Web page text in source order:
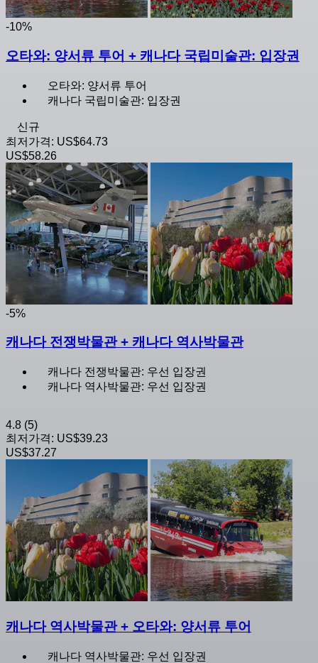
-10%
오타와: 양서류 투어 + 캐나다 국립미술관: 입장권
오타와: 양서류 투어
캐나다 국립미술관: 입장권
신규
최저가격: US$64.73
US$58.26
-5%
캐나다 전쟁박물관 + 캐나다 역사박물관
캐나다 전쟁박물관: 우선 입장권
캐나다 역사박물관: 우선 입장권
4.8 (5)
최저가격: US$39.23
US$37.27
캐나다 역사박물관 + 오타와: 양서류 투어
캐나다 역사박물관: 우선 입장권